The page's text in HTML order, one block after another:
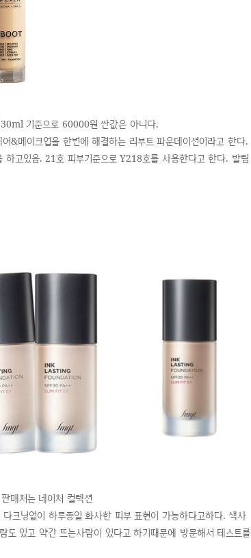
기준으로 60000원 싼값은 아니다.
&메이크업을 한번에 해결하는 리부트 파운데이션이라고 한다.
하고있음. 21호 피부기준으로 Y218호를 사용한다고 한다. 발림
매처는 네이처 컬렉션
크닝없이 하루종일 화사한 피부 표현이 가능하다고하다. 색사
있고 약간 뜨는사람이 있다고 하기때문에 방문해서 테스트를